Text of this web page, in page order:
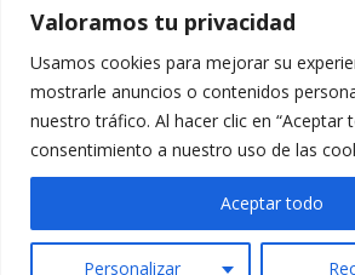
Valoramos tu privacidad
Usamos cookies para mejorar su
mostrarle anuncios o contenidos
nuestro tráfico. Al hacer clic en “Aceptar
consentimiento a nuestro uso de las
Personalizar
Aceptar todo
Sin categorizar 11
producto
Colección "Vidas Semblantes"
Colección Clarión 1616
productos
Ediciones de autor y coediciones 29
Fuera de Colección 77